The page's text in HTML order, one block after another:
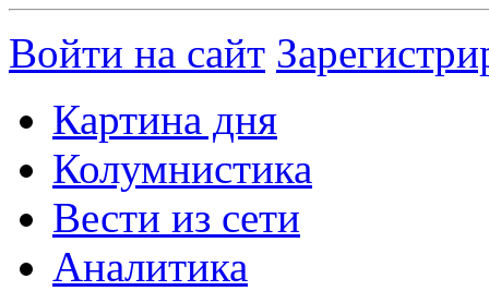
Войти на сайт
Картина дня
Колумнистика
Вести из сети
Аналитика